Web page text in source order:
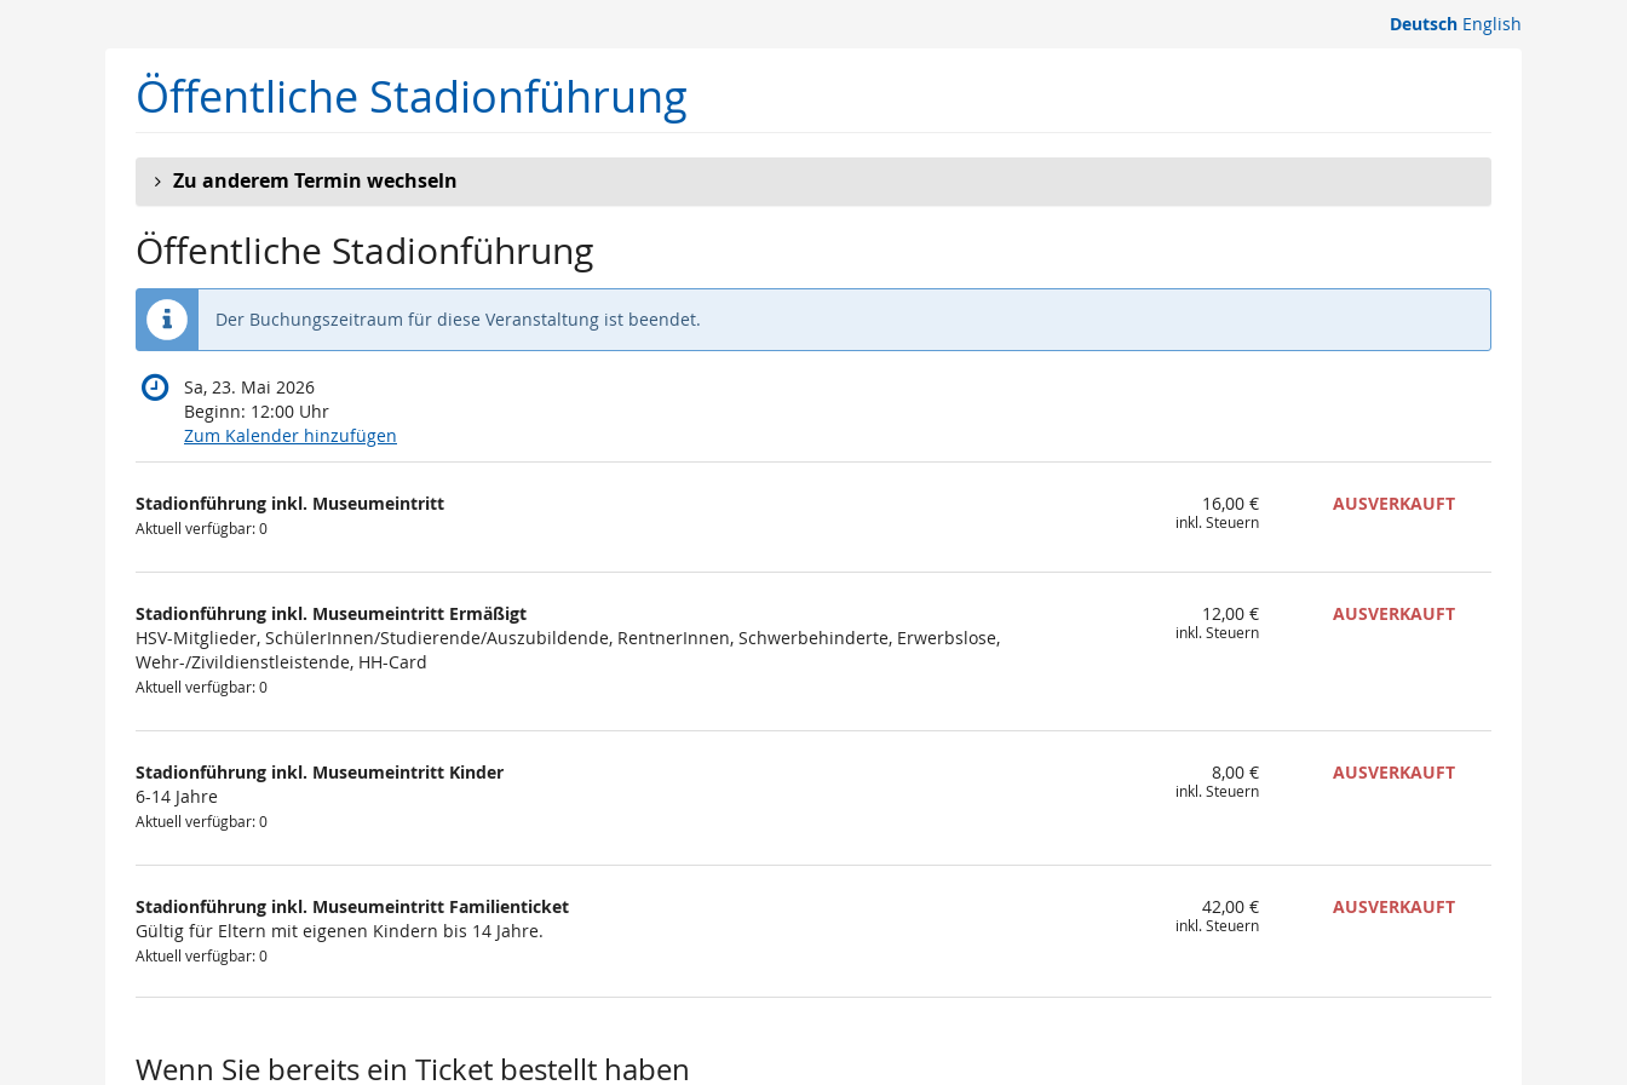
Deutsch English
Öffentliche Stadionführung
Zu anderem Termin wechseln
Öffentliche Stadionführung
Der Buchungszeitraum für diese Veranstaltung ist beendet.
Sa, 23. Mai 2026
Beginn: 12:00 Uhr
Zum Kalender hinzufügen
Produkte
Unkategorisierte
Produkte
Stadionführung inkl. Museumeintritt
Aktuell verfügbar: 0
16,00 €
inkl. Steuern
AUSVERKAUFT
Stadionführung inkl. Museumeintritt Ermäßigt
HSV-Mitglieder, SchülerInnen/Studierende/Auszubildende, RentnerInnen, Schwerbehinderte, Erwerbslose,
Wehr-/Zivildienstleistende, HH-Card
Aktuell verfügbar: 0
12,00 €
inkl. Steuern
AUSVERKAUFT
Stadionführung inkl. Museumeintritt Kinder
6-14 Jahre
Aktuell verfügbar: 0
8,00 €
inkl. Steuern
AUSVERKAUFT
Stadionführung inkl. Museumeintritt Familienticket
Gültig für Eltern mit eigenen Kindern bis 14 Jahre.
Aktuell verfügbar: 0
42,00 €
inkl. Steuern
AUSVERKAUFT
Wenn Sie bereits ein Ticket bestellt haben